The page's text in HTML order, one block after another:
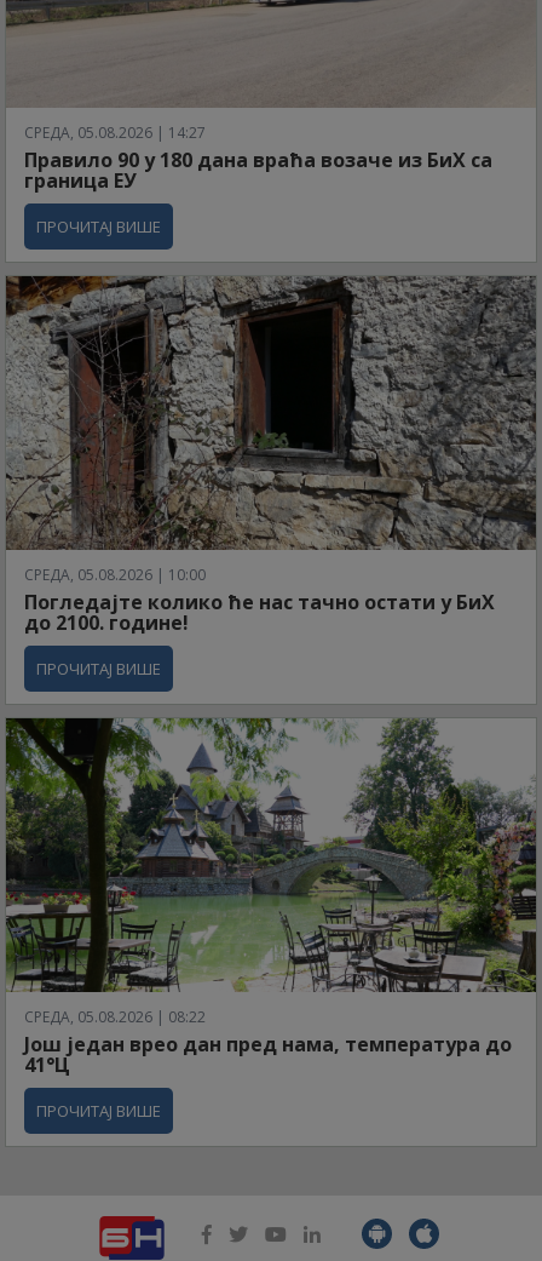
СРЕДА, 05.08.2026 | 14:27
Правило 90 у 180 дана враћа возаче из БиХ са
граница ЕУ
ПРОЧИТАЈ ВИШЕ
СРЕДА, 05.08.2026 | 10:00
Погледајте колико ће нас тачно остати у БиХ
до 2100. године!
ПРОЧИТАЈ ВИШЕ
СРЕДА, 05.08.2026 | 08:22
Још један врео дан пред нама, температура до
41°Ц
ПРОЧИТАЈ ВИШЕ